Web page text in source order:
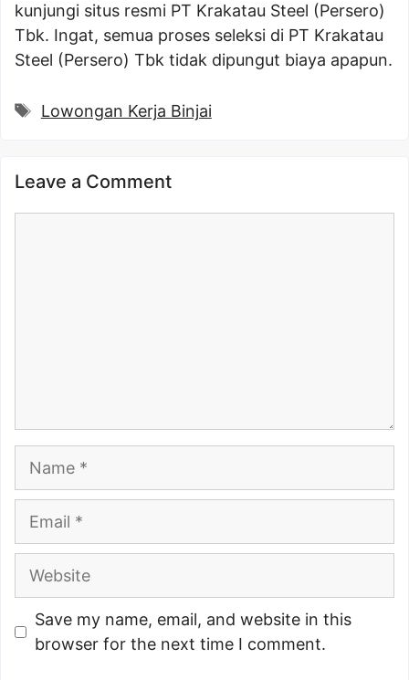
kunjungi situs resmi PT Krakatau Steel (Persero)
Tbk. Ingat, semua proses seleksi di PT Krakatau
Steel (Persero) Tbk tidak dipungut biaya apapun.
Tags
Lowongan Kerja Binjai
Leave a Comment
Website
Save my name, email, and website in this
browser for the next time I comment.